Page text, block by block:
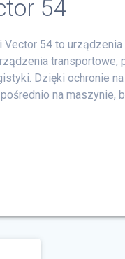
54
54 to
transportowe,
Dzięki ochronie
na maszynie,